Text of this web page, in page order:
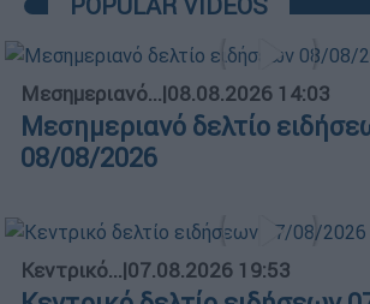
Μεσημεριανό...|08.08.2026 14:03
Μεσημεριανό δελτίο
08/08/2026
Κεντρικό...|07.08.2026 19:53